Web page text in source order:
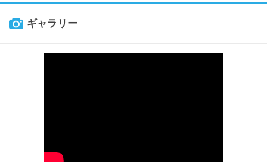
ギャラリー